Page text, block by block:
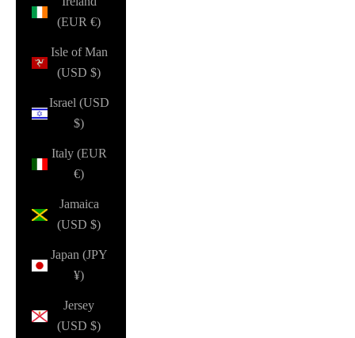
(EUR €)
Isle of Man
(USD $)
Israel (USD
$)
Italy (EUR
€)
Jamaica
(USD $)
Japan (JPY
¥)
Jersey
(USD $)